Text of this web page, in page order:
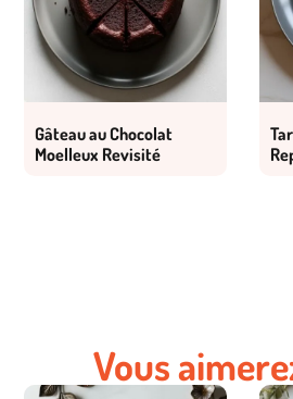
Gâteau au Chocolat
Moelleux Revisité
Vous